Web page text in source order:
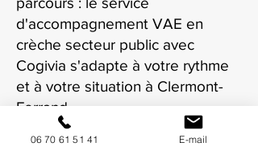
d'accompagnement VAE en
crèche secteur public avec
Cogivia s'adapte à votre rythme
et à votre situation à Clermont-
Ferrand.
06 70 61 51 41 E-mail